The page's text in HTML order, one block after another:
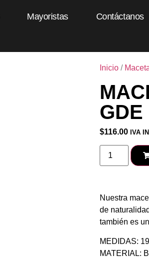
Mayoristas Contáctanos
Inicio /
GDE
$116.00 IVA
Nuestra
de
también es
MEDIDAS:
MATERIAL: